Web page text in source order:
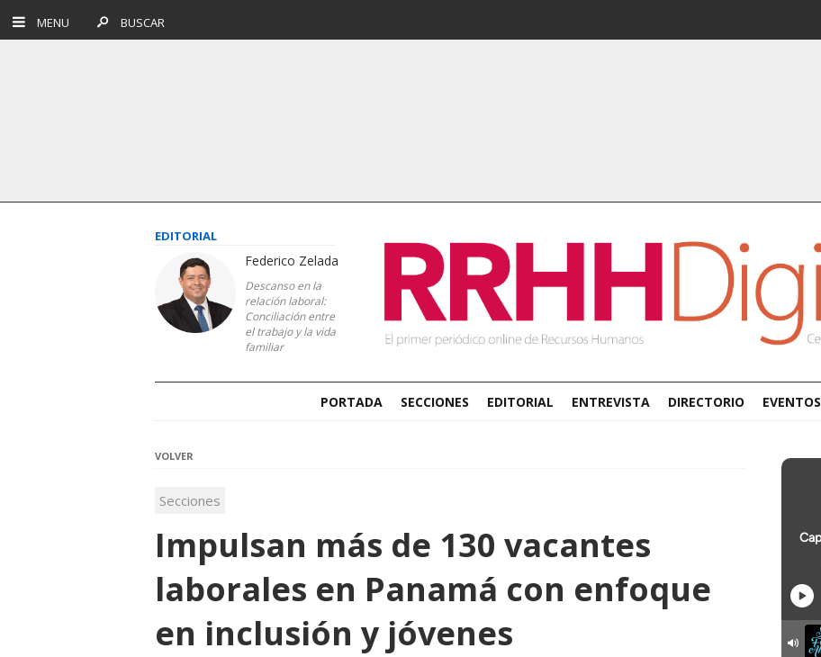
MENU BUSCAR
EDITORIAL
Federico Zelada
Descanso en la
relación laboral:
Conciliación entre
el trabajo y la vida
familiar
PORTADA SECCIONES EDITORIAL ENTREVISTA DIRECTORIO EVENTOS
VOLVER
Secciones
Impulsan más de 130 vacantes
laborales en Panamá con enfoque
en inclusión y jóvenes